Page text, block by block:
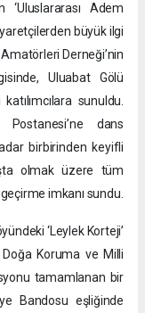
‘Uluslararası Adem
büyük ilgi
Derneği’nin
Uluabat Gölü
sunuldu.
dans
birbirinden keyifli
olmak üzere tüm
imkanı sundu.
‘Leylek Korteji’
Doğa Koruma ve Milli
tamamlanan bir
Bandosu eşliğinde